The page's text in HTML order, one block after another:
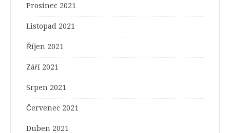
Prosinec 2021
Listopad 2021
Říjen 2021
Září 2021
Srpen 2021
Červenec 2021
Duben 2021